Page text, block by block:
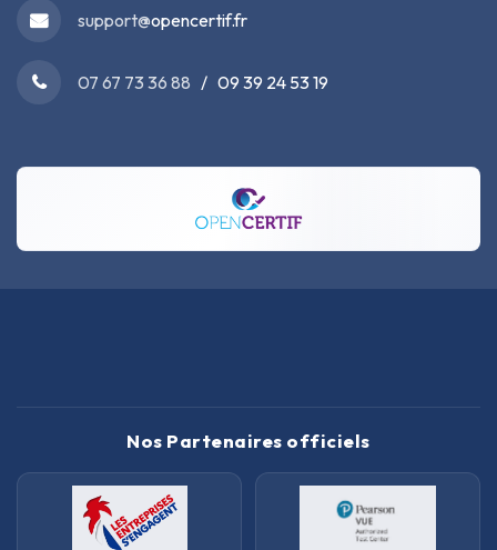
support@opencertif.fr
07 67 73 36 88 / 09 39 24 53 19
Nos Partenaires officiels